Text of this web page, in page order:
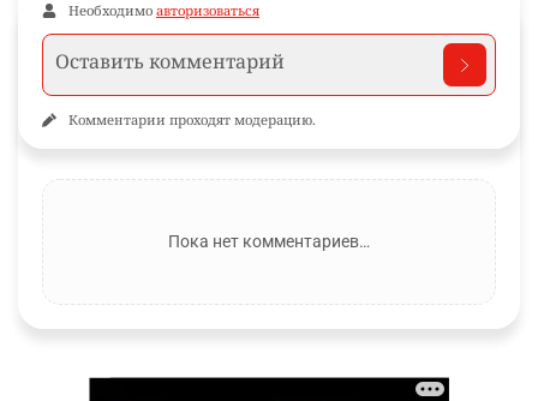
Необходимо авторизоваться
Комментарии проходят модерацию.
Пока нет комментариев…